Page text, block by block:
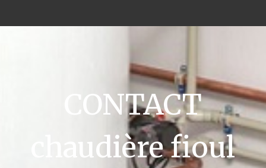
CONTACT
chaudière fioul